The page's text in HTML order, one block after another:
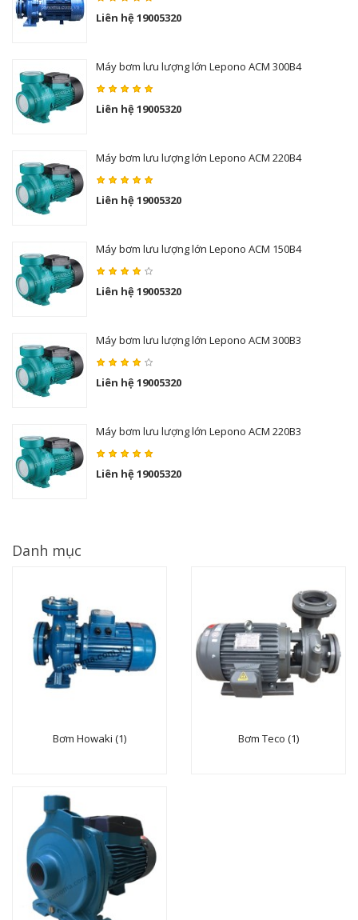
Liên hệ 19005320
Máy bơm lưu lượng lớn Lepono ACM 300B4
Liên hệ 19005320
Máy bơm lưu lượng lớn Lepono ACM 220B4
Liên hệ 19005320
Máy bơm lưu lượng lớn Lepono ACM 150B4
Liên hệ 19005320
Máy bơm lưu lượng lớn Lepono ACM 300B3
Liên hệ 19005320
Máy bơm lưu lượng lớn Lepono ACM 220B3
Liên hệ 19005320
Danh mục
Bơm Howaki (1) Bơm Teco (1)